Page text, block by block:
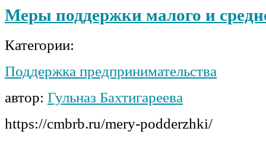
Меры поддержки малого и
Категории:
Поддержка предпринимательства
автор: Гульназ Бахтигареева
https://cmbrb.ru/mery-podderzhki/